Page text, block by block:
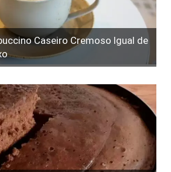
Caseiro Cremoso Igual de